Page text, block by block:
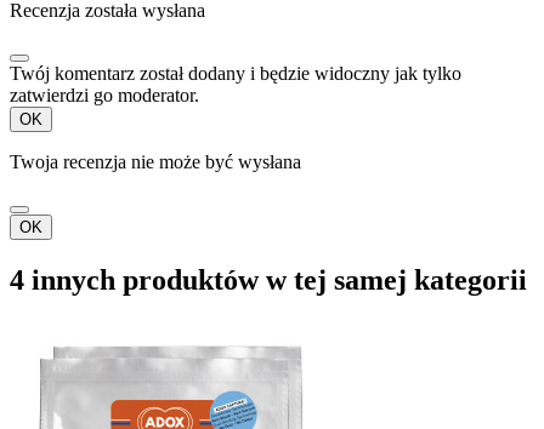
Recenzja została wysłana
Twój komentarz został dodany i będzie widoczny jak tylko
zatwierdzi go moderator.
OK
Twoja recenzja nie może być wysłana
OK
4 innych produktów w tej samej kategorii